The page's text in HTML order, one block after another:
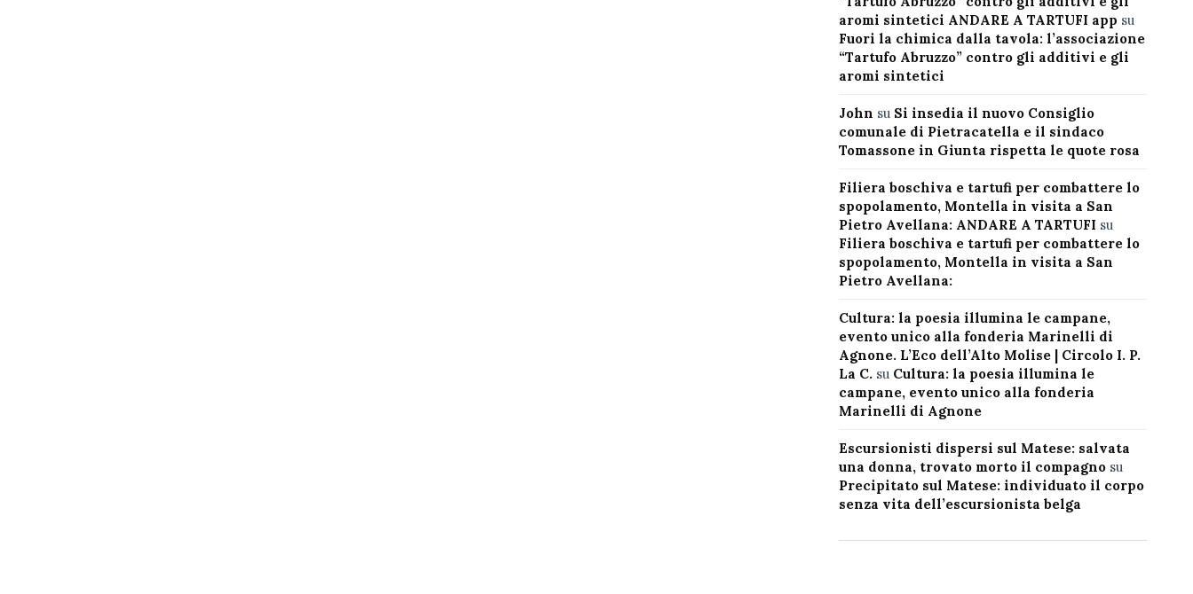
aromi sintetici ANDARE A TARTUFI app su
Fuori la chimica dalla tavola: l’associazione
“Tartufo Abruzzo” contro gli additivi e gli
aromi sintetici
John su Si insedia il nuovo Consiglio
comunale di Pietracatella e il sindaco
Tomassone in Giunta rispetta le quote rosa
Filiera boschiva e tartufi per combattere lo
spopolamento, Montella in visita a San
Pietro Avellana: ANDARE A TARTUFI su
Filiera boschiva e tartufi per combattere lo
spopolamento, Montella in visita a San
Pietro Avellana:
Cultura: la poesia illumina le campane,
evento unico alla fonderia Marinelli di
Agnone. L’Eco dell’Alto Molise | Circolo I. P.
La C. su Cultura: la poesia illumina le
campane, evento unico alla fonderia
Marinelli di Agnone
Escursionisti dispersi sul Matese: salvata
una donna, trovato morto il compagnosu
Precipitato sul Matese: individuato il corpo
senza vita dell’escursionista belga